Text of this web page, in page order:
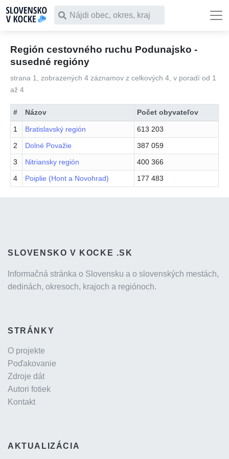
Čo chceš vyhľadať
Región cestovného ruchu Podunajsko -
susedné regióny
strana 1, zobrazených 4 záznamov z celkových 4, v poradí od 1
až 4
# Názov Počet obyvateľov
1 Bratislavský región
613 203
2
Dolné Považie
387 059
3
Nitriansky región
400 366
4
Poiplie (Hont a Novohrad) 177 483
SLOVENSKO V KOCKE .SK
Informačná stránka o Slovensku a o slovenských mestách,
dedinách, okresoch, krajoch a regiónoch.
STRÁNKY
O projekte
Poďakovanie
Zdroje dát
Autori fotiek
Kontakt
AKTUALIZÁCIA